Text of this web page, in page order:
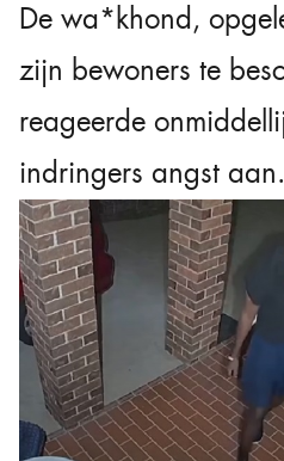
De wa*khond,
zijn bewoners te
reageerde
indringers angst aan.